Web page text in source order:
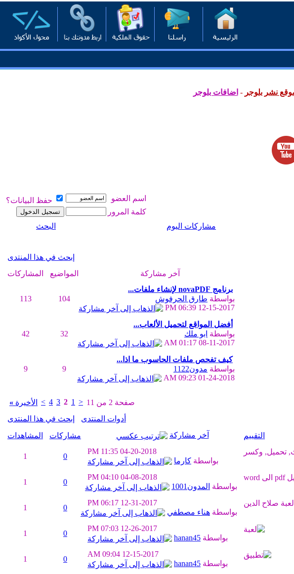
نشر بلوجر - اضافات بلوجر
اسم العضو
حفظ البيانات؟
كلمة المرور
مشاركات اليوم البحث
إبحث في هذا المنتدى
آخر مشاركة المواضيع المشاركات
برنامج novaPDF لإنشاء ملفات...
بواسطة طارق الحرفوش
12-15-2017
06:39 PM
104
113
أفضل المواقع لتحميل الألعاب...
بواسطة ابو ملك
08-11-2017
01:17 AM
32
42
كيف تفحص ملفات الحاسوب ما اذا...
بواسطة مدون1122
01-24-2018
09:23 AM
9
9
صفحة 2 من 11 <
1
2
3
4
> الأخيرة »
أدوات المنتدى
إبحث في هذا المنتدى
التقييم
آخر مشاركة مشاركات
المشاهدات
04-20-2018
11:35 PM
بواسطة كارما
0
1
04-08-2018
04:10 PM
بواسطة المدون1001
0
1
12-31-2017
06:17 PM
بواسطة هناء مصطفي
0
1
12-26-2017
07:03 PM
بواسطة hanan45
0
1
12-15-2017
09:04 AM
بواسطة hanan45
0
1